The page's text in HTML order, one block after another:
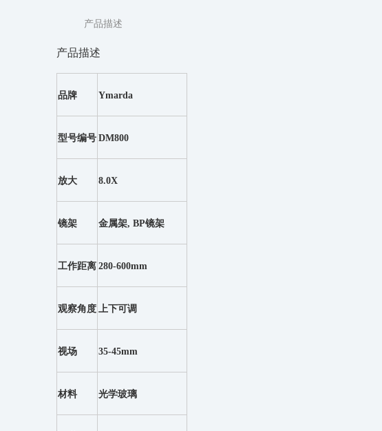
产品描述
产品描述
品牌 Ymarda
型号编号 DM800
放大 8.0X
镜架 金属架, BP镜架
工作距离 280-600mm
观察角度 上下可调
视场 35-45mm
材料 光学玻璃